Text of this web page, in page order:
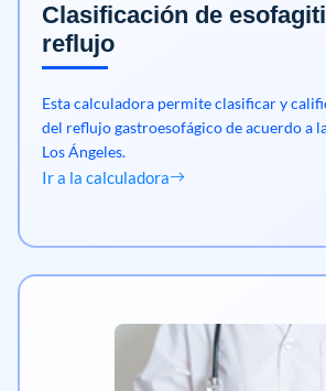
Clasificación de
reflujo
Esta calculadora permite clasificar y
del reflujo gastroesofágico de acuerdo a
Los Ángeles.
Ir a la calculadora